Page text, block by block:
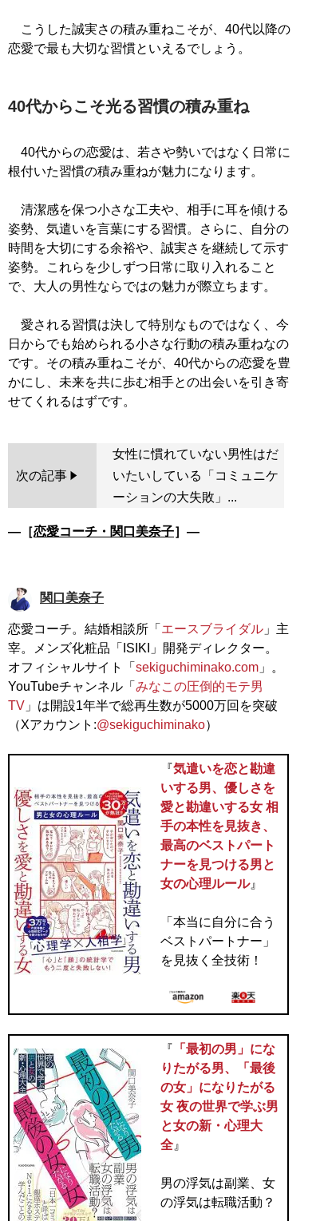
こうした誠実さの積み重ねこそが、40代以降の
恋愛で最も大切な習慣といえるでしょう。
40代からこそ光る習慣の積み重ね
40代からの恋愛は、若さや勢いではなく日常に
根付いた習慣の積み重ねが魅力になります。
清潔感を保つ小さな工夫や、相手に耳を傾ける
姿勢、気遣いを言葉にする習慣。さらに、自分の
時間を大切にする余裕や、誠実さを継続して示す
姿勢。これらを少しずつ日常に取り入れること
で、大人の男性ならではの魅力が際立ちます。
愛される習慣は決して特別なものではなく、今
日からでも始められる小さな行動の積み重ねなの
です。その積み重ねこそが、40代からの恋愛を豊
かにし、未来を共に歩む相手との出会いを引き寄
次の記事
女性に慣れていない男性はだ
いたいしている「コミュニケ
ーションの大失敗」...
―［恋愛コーチ・関口美奈子］―
関口美奈子
恋愛コーチ。結婚相談所「 エースブライダル 」主
宰。メンズ化粧品「ISIKI」開発ディレクター。
オフィシャルサイト「 sekiguchiminako.com 」。
YouTubeチャンネル「 みなこの圧倒的モテ男
TV 」は開設1年半で総再生数が5000万回を突破
（Xアカウント:@sekiguchiminako）
『気遣いを恋と勘違
いする男、優しさを
愛と勘違いする女 相
手の本性を見抜き、
最高のベストパート
ナーを見つける男と
女の心理ルール』
「本当に自分に合う
ベストパートナー」
を見抜く全技術！
『 「最初の男」にな
りたがる男、「最後
の女」になりたがる
女 夜の世界で学ぶ男
と女の新・心理大
全 』
男の浮気は副業、女
の浮気は転職活動？